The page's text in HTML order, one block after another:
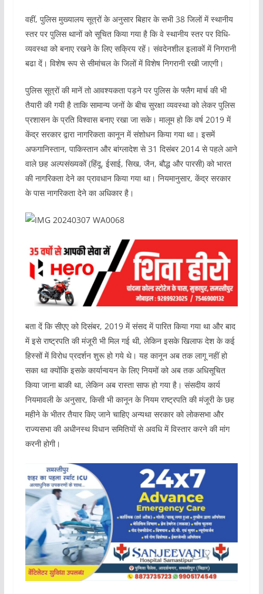
वहीं, पुलिस मुख्यालय सूत्रों के अनुसार बिहार के सभी 38 जिलों में स्थानीय
स्तर पर पुलिस थानों को सूचित किया गया है कि वे स्थानीय स्तर पर विधि-
व्यवस्था को बनाए रखने के लिए सक्रिय रहें। संवदेनशील इलाकों में निगरानी
बढा दें। विशेष रूप से सीमांचल के जिलों में विशेष निगरानी रखी जाएगी।
पुलिस सूत्रों की मानें तो आवश्यकता पड़ने पर पुलिस के फ्लैग मार्च की भी
तैयारी की गयी है ताकि सामान्य जनों के बीच सुरक्षा व्यवस्था को लेकर पुलिस
प्रशासन के प्रति विश्वास बनाए रखा जा सके। मालूम हो कि वर्ष 2019 में
केंद्र सरकार द्वारा नागरिकता कानून में संशोधन किया गया था। इसमें
अफगानिस्तान, पाकिस्तान और बांग्लादेश से 31 दिसंबर 2014 से पहले आने
वाले छह अल्पसंख्यकों (हिंदू, ईसाई, सिख, जैन, बौद्ध और पारसी) को भारत
की नागरिकता देने का प्रावधान किया गया था। नियमानुसार, केंद्र सरकार
के पास नागरिकता देने का अधिकार है।
बता दें कि सीएए को दिसंबर, 2019 में संसद में पारित किया गया था और बाद
में इसे राष्ट्रपति की मंजूरी भी मिल गई थी, लेकिन इसके खिलाफ देश के कई
हिस्सों में विरोध प्रदर्शन शुरू हो गये थे। यह कानून अब तक लागू नहीं हो
सका था क्योंकि इसके कार्यान्वयन के लिए नियमों को अब तक अधिसूचित
किया जाना बाकी था, लेकिन अब रास्ता साफ हो गया है। संसदीय कार्य
नियमावली के अनुसार, किसी भी कानून के नियम राष्ट्रपति की मंजूरी के छह
महीने के भीतर तैयार किए जाने चाहिए अन्यथा सरकार को लोकसभा और
राज्यसभा की अधीनस्थ विधान समितियों से अवधि में विस्तार करने की मांग
करनी होगी।